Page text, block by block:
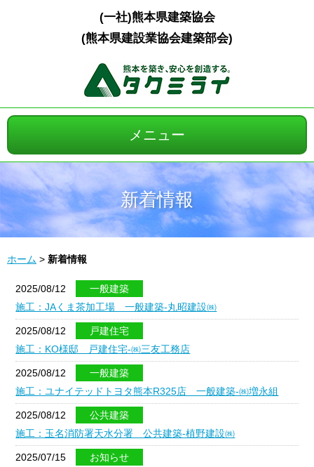
(一社)熊本県建築協会
(熊本県建設業協会建築部会)
メニュー
ホーム
会長ご挨拶
会員インタビュー
よくあるご質問
緊急防災隊
会員名簿一覧
求人中の会社一覧
新着情報
ホーム > 新着情報
2025/08/12
一般建築
施工：JAくま茶加工場 一般建築-丸昭建設㈱
2025/08/12
戸建住宅
施工：KO様邸 戸建住宅-㈱三友工務店
2025/08/12
一般建築
施工：ユナイテッドトヨタ熊本R325店 一般建築-㈱増永組
2025/08/12
公共建築
施工：玉名消防署天水分署 公共建築-植野建設㈱
2025/07/15
お知らせ